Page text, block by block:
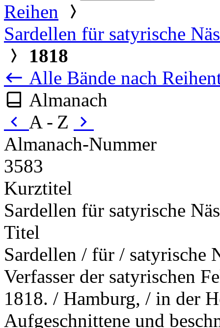
Reihen
Sardellen für satyrische
1818
Alle Bände nach
Almanach
A - Z
Almanach-Nummer
3583
Kurztitel
Sardellen für satyrische
Titel
Sardellen / für / satyrische
Verfasser der satyrischen
1818. / Hamburg, / in der
Aufgeschnittene und